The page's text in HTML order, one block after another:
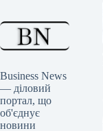
Business News
— діловий
портал, що
об'єднує
новини